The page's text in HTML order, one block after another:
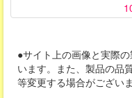
●サイト上の画像と実際
います。また、製品の品
等変更する場合がござい